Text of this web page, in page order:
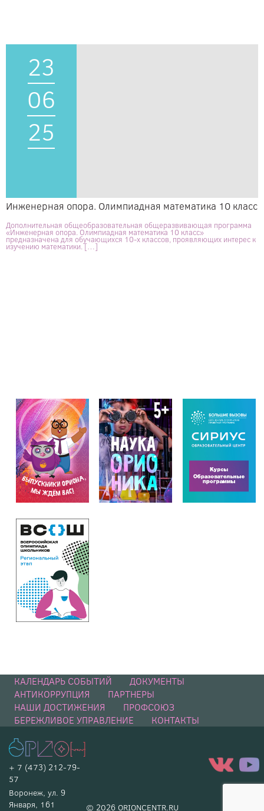
23
06
25
Инженерная опора. Олимпиадная математика 10 класс
Дополнительная общеобразовательная общеразвивающая программа
«Инженерная опора. Олимпиадная математика 10 класс»
предназначена для обучающихся 10-х классов, проявляющих интерес к
изучению математики. […]
КАЛЕНДАРЬ СОБЫТИЙ
ДОКУМЕНТЫ
АНТИКОРРУПЦИЯ
ПАРТНЕРЫ
НАШИ ДОСТИЖЕНИЯ
ПРОФСОЮЗ
БЕРЕЖЛИВОЕ УПРАВЛЕНИЕ
КОНТАКТЫ
+ 7 (473) 212-79-
57
Воронеж, ул. 9
Января, 161
© 2026 ORIONCENTR.RU